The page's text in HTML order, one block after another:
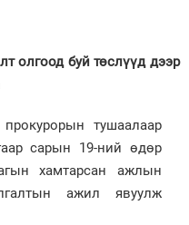
олгоод буй төслүүд дээр
тушаалаар
сарын 19-ний өдөр
хамтарсан ажлын
ажил явуулж